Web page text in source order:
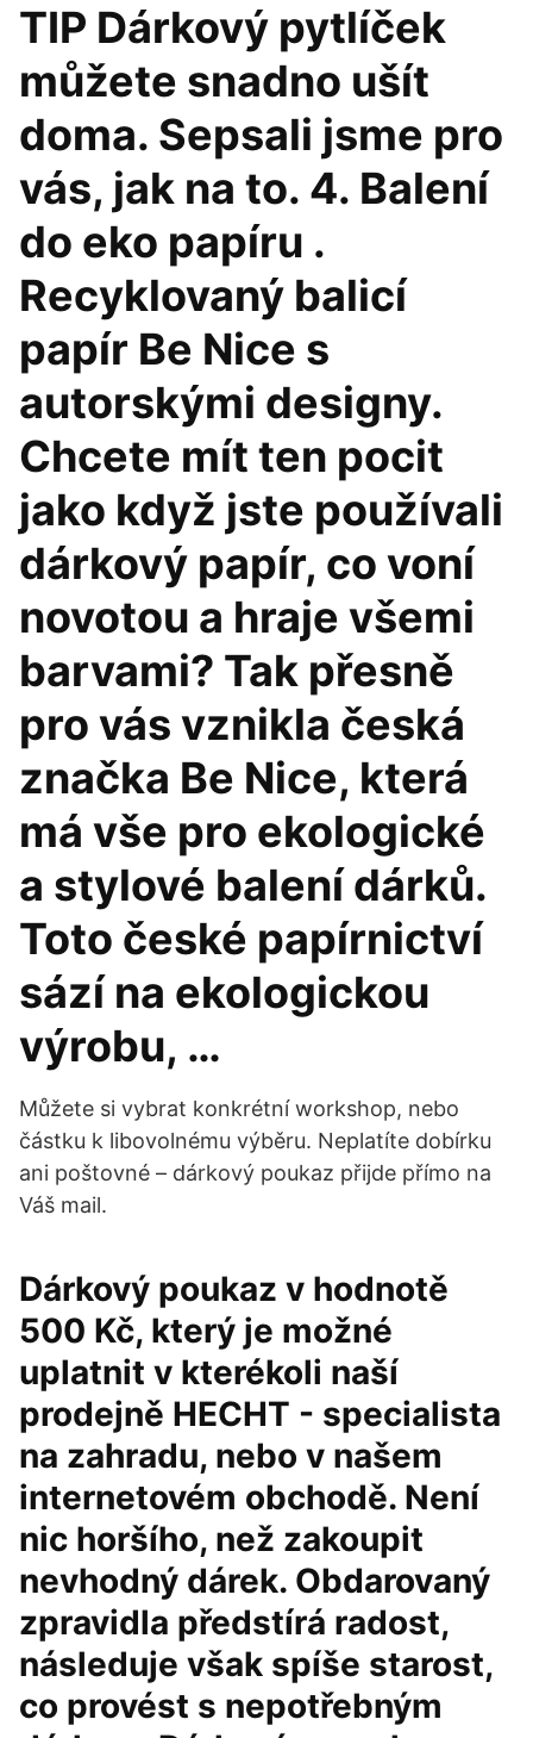
TIP Dárkový pytlíček
můžete snadno ušít
doma. Sepsali jsme pro
vás, jak na to. 4. Balení
do eko papíru .
Recyklovaný balicí
papír Be Nice s
autorskými designy.
Chcete mít ten pocit
jako když jste používali
dárkový papír, co voní
novotou a hraje všemi
barvami? Tak přesně
pro vás vznikla česká
značka Be Nice, která
má vše pro ekologické
a stylové balení dárků.
Toto české papírnictví
sází na ekologickou
výrobu, …
Můžete si vybrat konkrétní workshop, nebo
částku k libovolnému výběru. Neplatíte dobírku
ani poštovné – dárkový poukaz přijde přímo na
Váš mail.
Dárkový poukaz v hodnotě
500 Kč, který je možné
uplatnit v kterékoli naší
prodejně HECHT - specialista
na zahradu, nebo v našem
internetovém obchodě. Není
nic horšího, než zakoupit
nevhodný dárek. Obdarovaný
zpravidla předstírá radost,
následuje však spíše starost,
co provést s nepotřebným